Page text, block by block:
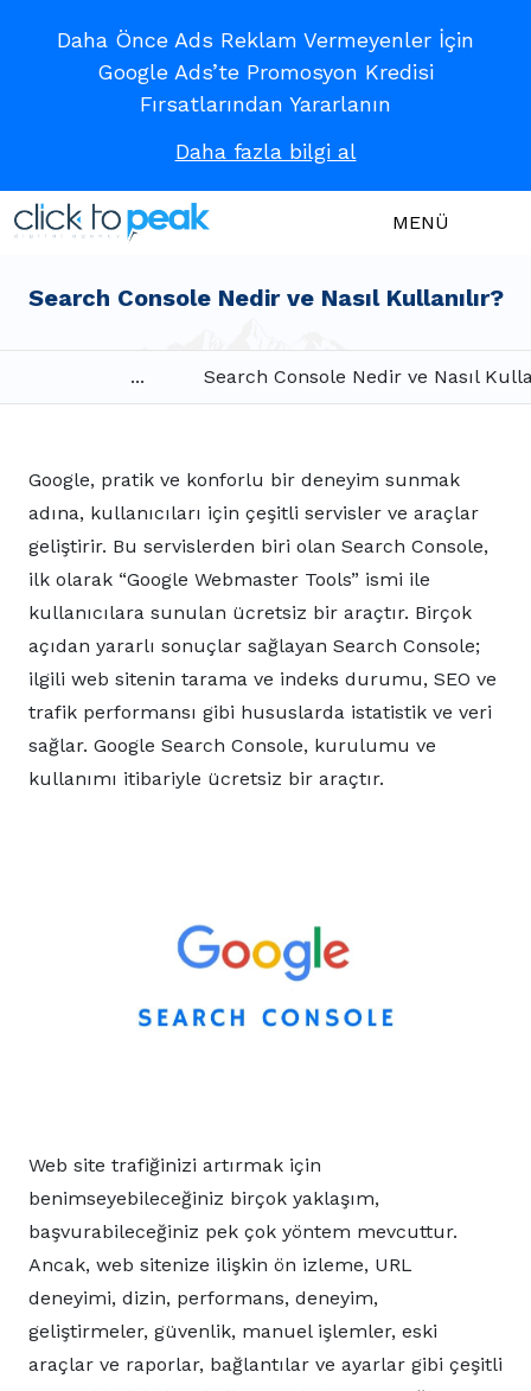
Daha Önce Ads Reklam Vermeyenler İçin
Google Ads’te Promosyon Kredisi
Fırsatlarından Yararlanın
Daha fazla bilgi al
MENÜ
Search Console Nedir ve Nasıl Kullanılır?
... Search Console Nedir ve Nasıl
Google, pratik ve konforlu bir deneyim sunmak
adına, kullanıcıları için çeşitli servisler ve araçlar
geliştirir. Bu servislerden biri olan Search Console,
ilk olarak “Google Webmaster Tools” ismi ile
kullanıcılara sunulan ücretsiz bir araçtır. Birçok
açıdan yararlı sonuçlar sağlayan Search Console;
ilgili web sitenin tarama ve indeks durumu, SEO ve
trafik performansı gibi hususlarda istatistik ve veri
sağlar. Google Search Console, kurulumu ve
kullanımı itibariyle ücretsiz bir araçtır.
Web site trafiğinizi artırmak için
benimseyebileceğiniz birçok yaklaşım,
başvurabileceğiniz pek çok yöntem mevcuttur.
Ancak, web sitenize ilişkin ön izleme, URL
deneyimi, dizin, performans, deneyim,
geliştirmeler, güvenlik, manuel işlemler, eski
araçlar ve raporlar, bağlantılar ve ayarlar gibi çeşitli